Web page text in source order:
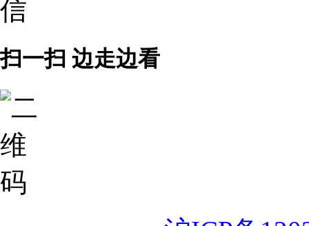
扫一扫 边走边看